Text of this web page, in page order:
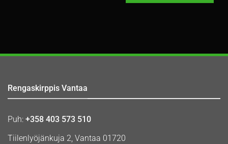
Rengaskirppis Vantaa
Puh: +358 403 573 510
Tiilenlyöjänkuja 2, Vantaa 01720